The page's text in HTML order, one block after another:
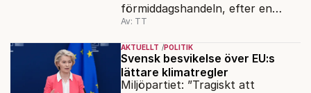
förmiddagshandeln, efter en
inledning nedåt – trots ett högre
oljepris och AI-oro.
Av: TT
AKTUELLT POLITIK
Svensk besvikelse över EU:s
lättare klimatregler
Miljöpartiet: ”Tragiskt att